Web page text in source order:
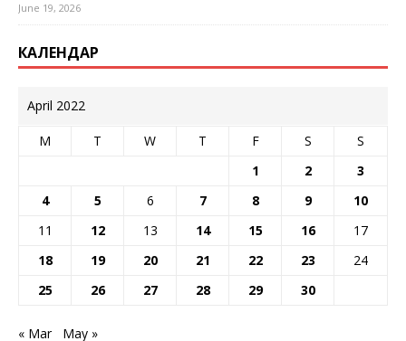
June 19, 2026
КАЛЕНДАР
April 2022
M T W T F S
S
1
2
3
4
5 6 7 8 9
10
11
12 13 14 15 16
17
18
19 20 21 22 23
24
25
26 27 28 29 30
« Mar May »